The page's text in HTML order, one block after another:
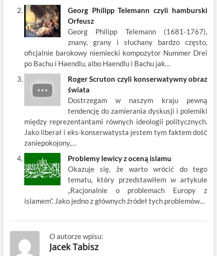
Georg Philipp Telemann czyli hamburski
Orfeusz
Georg Philipp Telemann (1681-1767),
znany, grany i słuchany bardzo często,
oficjalnie barokowy niemiecki kompozytor Nummer Drei
po Bachu i Haendlu, albo Haendlu i Bachu jak…
Roger Scruton czyli konserwatywny obraz
świata
Dostrzegam w naszym kraju pewną
tendencję do zamierania dyskusji i polemiki
między reprezentantami równych ideologii politycznych.
Jako liberał i eks-konserwatysta jestem tym faktem dość
zaniepokojony,…
Problemy lewicy z oceną islamu
Okazuje się, że warto wrócić do tego
tematu, który przedstawiłem w artykule
„Racjonalnie o problemach Europy z
islamem”. Jako jedno z głównych źródeł tych problemów…
O autorze wpisu:
Jacek Tabisz